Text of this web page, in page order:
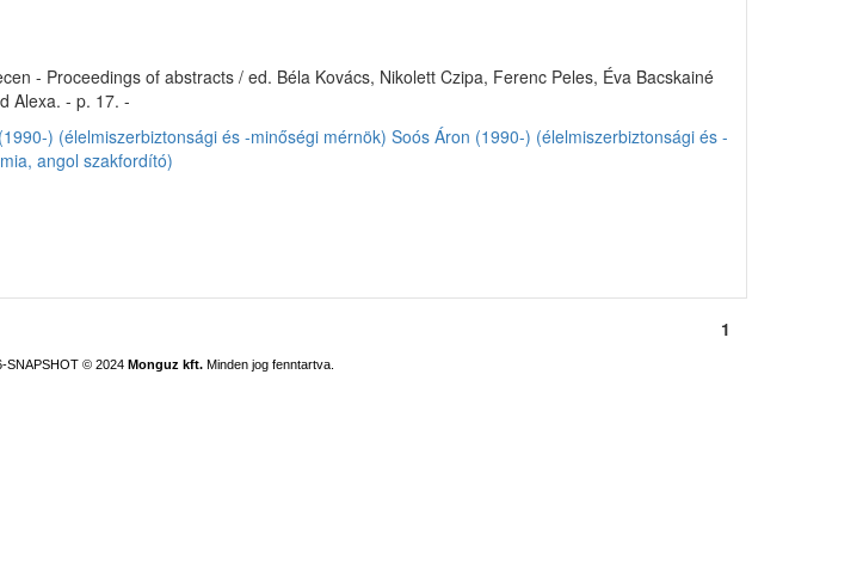
- Proceedings of abstracts / ed. Béla Kovács, Nikolett Czipa, Ferenc Peles, Éva Bacskainé
Alexa. - p. 17. -
) (élelmiszerbiztonsági és -minőségi mérnök) Soós Áron (1990-) (élelmiszerbiztonsági és -
angol szakfordító)
1
SNAPSHOT © 2024 Monguz kft. Minden jog fenntartva.